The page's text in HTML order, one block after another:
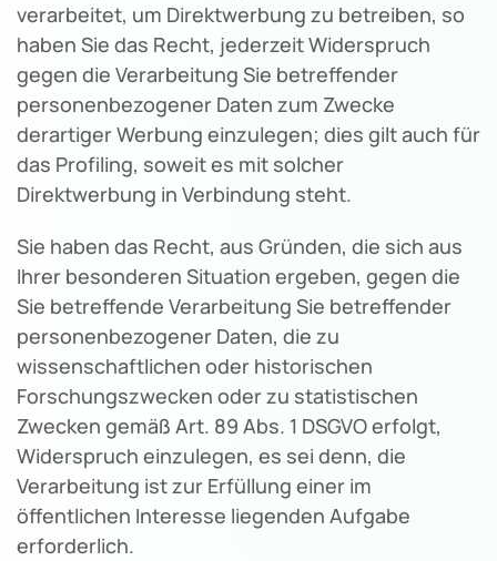
verarbeitet, um Direktwerbung zu betreiben, so
haben Sie das Recht, jederzeit Widerspruch
gegen die Verarbeitung Sie betreffender
personenbezogener Daten zum Zwecke
derartiger Werbung einzulegen; dies gilt auch für
das Profiling, soweit es mit solcher
Direktwerbung in Verbindung steht.
Sie haben das Recht, aus Gründen, die sich aus
Ihrer besonderen Situation ergeben, gegen die
Sie betreffende Verarbeitung Sie betreffender
personenbezogener Daten, die zu
wissenschaftlichen oder historischen
Forschungszwecken oder zu statistischen
Zwecken gemäß Art. 89 Abs. 1 DSGVO erfolgt,
Widerspruch einzulegen, es sei denn, die
Verarbeitung ist zur Erfüllung einer im
öffentlichen Interesse liegenden Aufgabe
erforderlich.